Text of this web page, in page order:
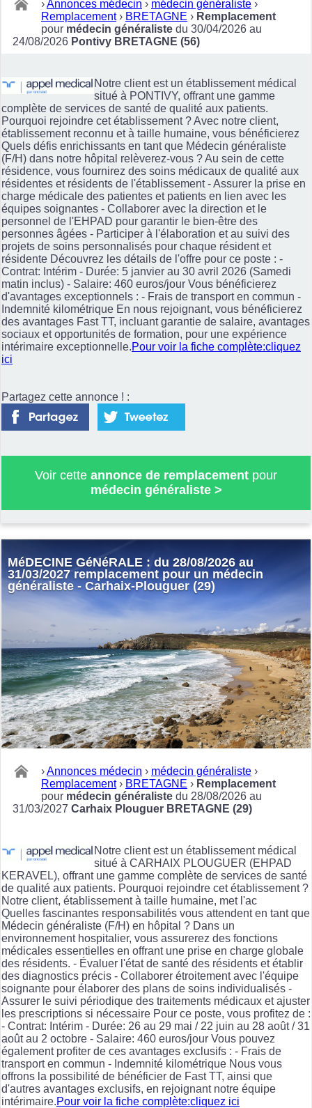
›Annonces médecin › médecin généraliste ›
Remplacement › BRETAGNE › Remplacement
pour médecin généraliste du 30/04/2026 au
24/08/2026 Pontivy BRETAGNE (56)
Notre client est un établissement médical
situé à PONTIVY, offrant une gamme
complète de services de santé de qualité aux patients.
Pourquoi rejoindre cet établissement ? Avec notre client,
établissement reconnu et à taille humaine, vous bénéficierez
Quels défis enrichissants en tant que Médecin généraliste
(F/H) dans notre hôpital relèverez-vous ? Au sein de cette
résidence, vous fournirez des soins médicaux de qualité aux
résidentes et résidents de l'établissement - Assurer la prise en
charge médicale des patientes et patients en lien avec les
équipes soignantes - Collaborer avec la direction et le
personnel de l'EHPAD pour garantir le bien-être des
personnes âgées - Participer à l'élaboration et au suivi des
projets de soins personnalisés pour chaque résident et
résidente Découvrez les détails de l'offre pour ce poste : -
Contrat: Intérim - Durée: 5 janvier au 30 avril 2026 (Samedi
matin inclus) - Salaire: 460 euros/jour Vous bénéficierez
d'avantages exceptionnels : - Frais de transport en commun -
Indemnité kilométrique En nous rejoignant, vous bénéficierez
des avantages Fast TT, incluant garantie de salaire, avantages
sociaux et opportunités de formation, pour une expérience
intérimaire exceptionnelle.Pour voir la fiche complète:cliquez
ici
Partagez cette annonce ! :
Voir cette annonce de remplacement pour
médecin généraliste>
MéDECINE GéNéRALE : du 28/08/2026 au
31/03/2027 remplacement pour un médecin
généraliste - Carhaix-Plouguer (29)
›Annonces médecin › médecin généraliste ›
Remplacement › BRETAGNE › Remplacement
pour médecin généraliste du 28/08/2026 au
31/03/2027 Carhaix Plouguer BRETAGNE (29)
Notre client est un établissement médical
situé à CARHAIX PLOUGUER (EHPAD
KERAVEL), offrant une gamme complète de services de santé
de qualité aux patients. Pourquoi rejoindre cet établissement ?
Notre client, établissement à taille humaine, met l'ac
Quelles fascinantes responsabilités vous attendent en tant que
Médecin généraliste (F/H) en hôpital ? Dans un
environnement hospitalier, vous assurerez des fonctions
médicales essentielles en offrant une prise en charge globale
des résidents. - Évaluer l'état de santé des résidents et établir
des diagnostics précis - Collaborer étroitement avec l'équipe
soignante pour élaborer des plans de soins individualisés -
Assurer le suivi périodique des traitements médicaux et ajuster
les prescriptions si nécessaire Pour ce poste, vous profitez de :
- Contrat: Intérim - Durée: 26 au 29 mai / 22 juin au 28 août / 31
août au 2 octobre - Salaire: 460 euros/jour Vous pouvez
également profiter de ces avantages exclusifs : - Frais de
transport en commun - Indemnité kilométrique Nous vous
offrons la possibilité de bénéficier de Fast TT, ainsi que
d'autres avantages exclusifs, en rejoignant notre équipe
intérimaire.Pour voir la fiche complète:cliquez ici